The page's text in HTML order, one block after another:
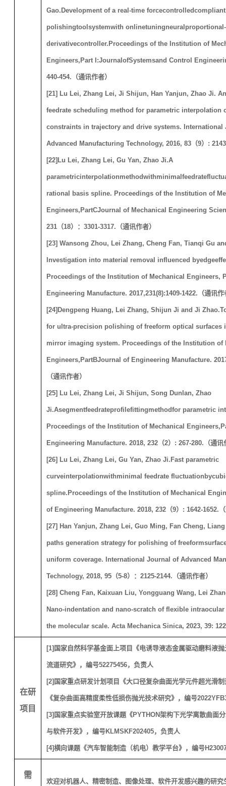
Gao. Development of a real-time forcecontrolledcompliant
polishingtool systemwith onlinetuningneural
derivativecontroller. Proceedings of the Institution of
Engineers, Part I:JournalofSystemsand Control
440-454. （通讯作者）
[21] Lu Lei, Zhang Lei, Ji Shijun, Han Yanjun, Zhao Ji.
feedrate scheduling method for parametric interpolation
constraints in trajectory and drive systems. International
Advanced Manufacturing Technology, 2016, 83（9） :
[22]Lu Lei, Zhang Lei, Gu Yan, Zhao Ji.A
parametricinterpolationmethod
rational basis spline. Proceedings of the Institution of
Engineers, PartCJournal of Mechanical Engineering
231（18）： 3301-3317. （通讯作者）
[23] Wansong Zhou, Lei Zhang, Cheng Fan, Tianqi Gu
Investigation into material removal influenced
Proceedings of the Institution of Mechanical Engineers,
Engineering Manufacture. 2017,231(8):1409-1422. （通讯
[24] Dengpeng Huang, Lei Zhang, Shijun Ji and Ji Zhao.
for ultra-precision polishing of freeform optical surfaces
mirror imaging system. Proceedings of the Institution of
Engineers, PartBJournal of Engineering Manufacture.
（通讯作者）
[25] Lu Lei, Zhang Lei, Ji Shijun, Song Dunlan, Zhao
Ji.Asegmentfeedrateprofilefittingmethodfor parametric
Proceedings of the Institution of Mechanical Engineers,
Engineering Manufacture. 2018, 232（2） : 267-280. （通
[26] Lu Lei, Zhang Lei, Gu Yan, Zhao Ji. Fast parametric
curveinterpolationwithminimal feedrate fluctuationby
spline. Proceedings of the Institution of Mechanical
of Engineering Manufacture. 2018, 232（9） : 1642-1652.
[27] Han Yanjun, Zhang Lei, Guo Ming, Fan Cheng,
paths generation strategy for polishing of
uniform coverage. International Journal of Advanced
Technology, 2018, 95（5-8）： 2125-2144. （通讯作者）
[28] Cheng Fan, Kaixuan Liu, Yongguang Wang, Lei
Nano-indentation and nano-scratch of flexible
the molecular scale. Acta Mechanica Sinica, 2023, 39:
在研
项目
[1] 国家自然科学基金面上项目《电诱导液态金属驱动磨料液
流道研究》，编号52275456，负责人
[2] 国家重点研发计划项目《大口径复杂曲面光学元件超光滑
《复杂曲面高精度柔性低损伤抛光技术研究》，编号
[3] 国家重点实验室开放课题《PYTHON架构下光学离散曲面
与软件开发》，编号KLMSKF202405，负责人
[4]横向课题《汽车智能制造（机电）教学平台》，编号
需
欢迎对机器人、精密制造、图像处理、软件开发感兴趣的研究